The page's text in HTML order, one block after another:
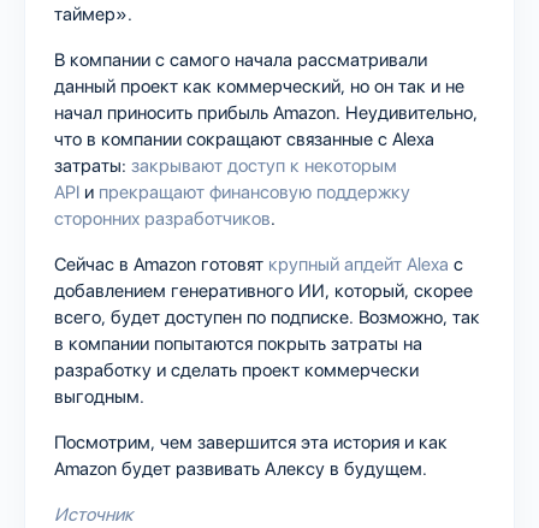
таймер».
В компании с самого начала рассматривали
данный проект как коммерческий, но он так и не
начал приносить прибыль Amazon. Неудивительно,
что в компании сокращают связанные с Alexa
затраты: закрывают доступ к некоторым
API и прекращают финансовую поддержку
сторонних разработчиков.
Сейчас в Amazon готовят крупный апдейт Alexa с
добавлением генеративного ИИ, который, скорее
всего, будет доступен по подписке. Возможно, так
в компании попытаются покрыть затраты на
разработку и сделать проект коммерчески
выгодным.
Посмотрим, чем завершится эта история и как
Amazon будет развивать Алексу в будущем.
Источник